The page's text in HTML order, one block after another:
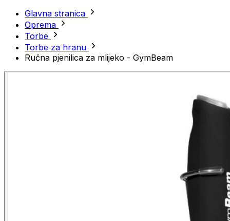
Glavna stranica
Oprema
Torbe
Torbe za hranu
Ručna pjenilica za mlijeko - GymBeam